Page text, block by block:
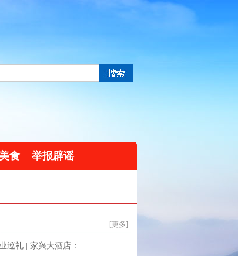
食 举报辟谣
[更多]
巡礼 | 家兴大酒店： ...